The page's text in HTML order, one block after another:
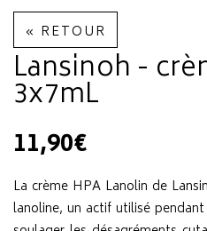
« RETOUR
Lansinoh -
3x7mL
11,90€
La crème HPA Lanolin de
lanoline, un actif utilisé